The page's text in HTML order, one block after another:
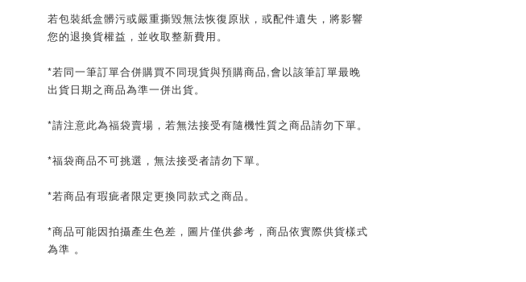
若包裝紙盒髒污或嚴重撕毀無法恢復原狀，或配件遺失，將影響
您的退換貨權益，並收取整新費用。
*若同一筆訂單合併購買不同現貨與預購商品,會以該筆訂單最晚
出貨日期之商品為準一併出貨。
*請注意此為福袋賣場，若無法接受有隨機性質之商品請勿下單。
*福袋商品不可挑選，無法接受者請勿下單。
*若商品有瑕疵者限定更換同款式之商品。
*商品可能因拍攝產生色差，圖片僅供參考，商品依實際供貨樣式
為準 。